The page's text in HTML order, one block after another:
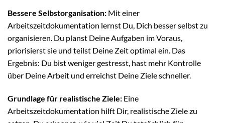
Bessere Selbstorganisation: Mit einer
Arbeitszeitdokumentation lernst Du, Dich besser selbst zu
organisieren. Du planst Deine Aufgaben im Voraus,
priorisierst sie und teilst Deine Zeit optimal ein. Das
Ergebnis: Du bist weniger gestresst, hast mehr Kontrolle
über Deine Arbeit und erreichst Deine Ziele schneller.
Grundlage für realistische Ziele: Eine
Arbeitszeitdokumentation hilft Dir, realistische Ziele zu